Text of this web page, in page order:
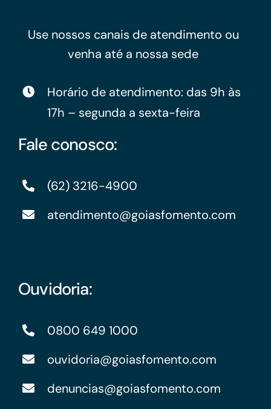
Use nossos canais de atendimento ou
venha até a nossa sede
Horário de atendimento: das 9h às
17h – segunda a sexta-feira
Fale conosco:
(62) 3216-4900
atendimento@goiasfomento.com
Ouvidoria:
0800 649 1000
ouvidoria@goiasfomento.com
denuncias@goiasfomento.com